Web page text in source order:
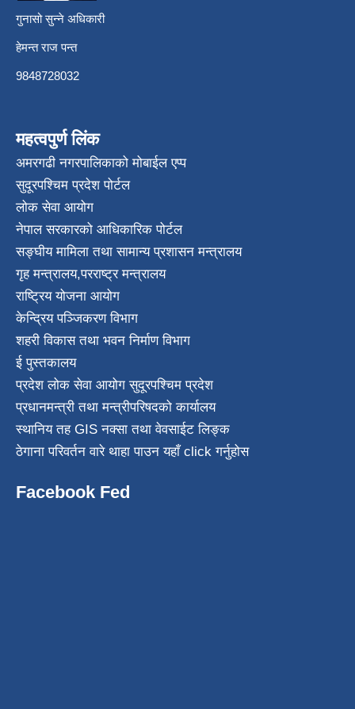
गुनासो सुन्ने अधिकारी
हेमन्त राज पन्त
9848728032
महत्वपुर्ण लिंक
अमरगढी नगरपालिकाको मोबाईल एप्प
सुदूरपश्चिम प्रदेश पोर्टल
लोक सेवा आयोग
नेपाल सरकारको आधिकारिक पोर्टल
सङ्घीय मामिला तथा सामान्य प्रशासन मन्त्रालय
गृह मन्त्रालय,परराष्ट्र मन्त्रालय
राष्ट्रिय योजना आयोग
केन्द्रिय पञ्जिकरण विभाग
शहरी विकास तथा भवन निर्माण विभाग
ई पुस्तकालय
प्रदेश लोक सेवा आयोग सुदूरपश्चिम प्रदेश
प्रधानमन्त्री तथा मन्त्रीपरिषदको कार्यालय
स्थानिय तह GIS नक्सा तथा वेवसाईट लिङ्क
ठेगाना परिवर्तन वारे थाहा पाउन यहाँ click गर्नुहोस
Facebook Fed